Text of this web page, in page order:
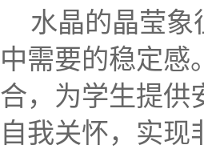
水晶的晶莹象
中需要的稳定感。
合，为学生提供
自我关怀，实现